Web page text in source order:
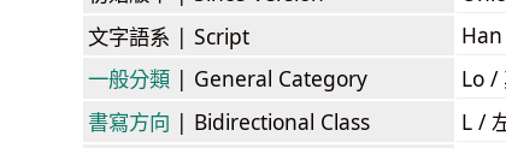
文字語系 | Script
Han
一般分類 | General Category
Lo /
書寫方向 | Bidirectional Class
L /